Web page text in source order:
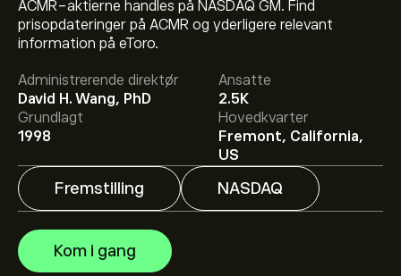
ACMR-aktierne handles på NASDAQ GM. Find
prisopdateringer på ACMR og yderligere relevant
information på eToro.
Administrerende direktør
David H. Wang, PhD
Ansatte
2.5K
Grundlagt
1998
Hovedkvarter
Fremont, California,
US
Fremstilling NASDAQ
Kom i gang
Den aktuelle ACMR-aktiekurs er 83.80‎$‎.
Det gennemsnitlige kursmål for ACM Research Inc er
83.80‎$‎. Tilmeld dig på eToro for at se analytikernes
aktieanbefaling og kursmål.
Aktieanalytikeres forventninger og prognoser for ACM
Research Inc bygger på markedstrends, finansielle
rapporter og forventet vækst. Se den nyeste prognose